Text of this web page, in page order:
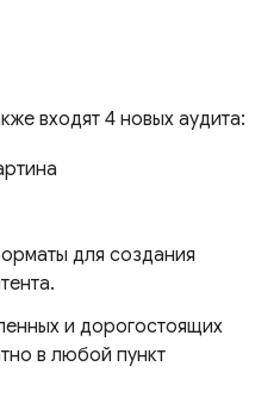
входят 4 новых аудита:
для создания
и дорогостоящих
в любой пункт